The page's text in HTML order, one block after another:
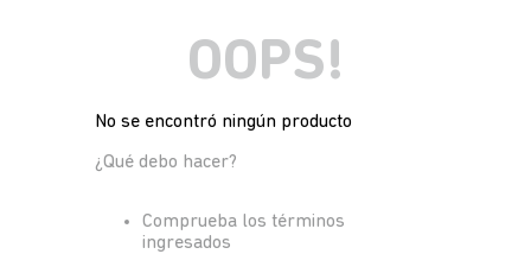
OOPS!
No se encontró ningún producto
¿Qué debo hacer?
Comprueba los términos
ingresados